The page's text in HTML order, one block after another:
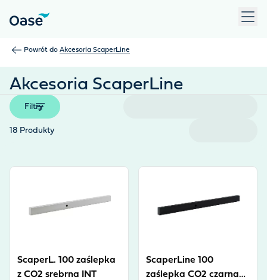
Powrót do Akcesoria ScaperLine
Akcesoria ScaperLine
18 Produkty
Filtry
ScaperL. 100 zaślepka
z CO2 srebrna INT
ScaperLine 100
zaślepka CO2 czarna